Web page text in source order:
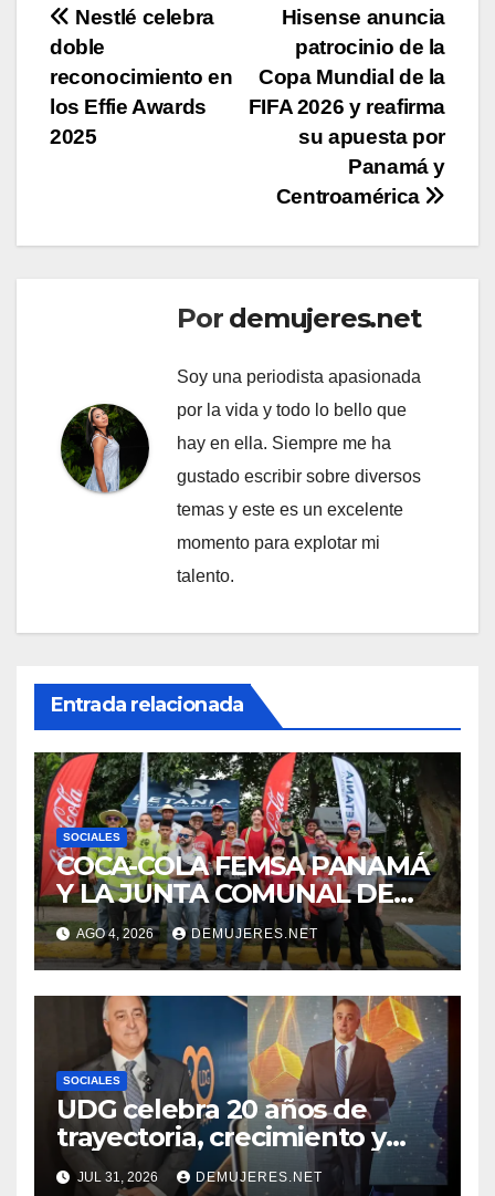
Navegación
de
entradas
Hisense anuncia
patrocinio de la
Copa Mundial de la
FIFA 2026 y reafirma
su apuesta por
Panamá y
Centroamérica
Nestlé celebra
doble
reconocimiento en
los Effie Awards
2025
Por demujeres.net
Soy una periodista apasionada
por la vida y todo lo bello que
hay en ella. Siempre me ha
gustado escribir sobre diversos
temas y este es un excelente
momento para explotar mi
talento.
Entrada relacionada
SOCIALES
COCA-COLA FEMSA PANAMÁ
Y LA JUNTA COMUNAL DE
BETANIA IMPULSAN
JORNADA DE LIMPIEZA
PARA FORTALECER EL
CUIDADO DE LOS ESPACIOS
COMUNITARIOS
AGO 4, 2026 DEMUJERES.NET
SOCIALES
UDG celebra 20 años de
trayectoria, crecimiento y
compromiso con Panamá
JUL 31, 2026 DEMUJERES.NET